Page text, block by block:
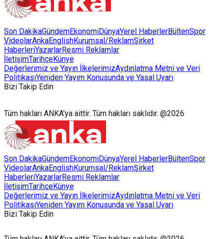
Son DakikaGündemEkonomiDünyaYerel HaberlerBültenSpor
VideolarAnkaEnglishKurumsal/ReklamŞirket
HaberleriYazarlarResmi Reklamlar
İletişimTarihçeKünye
Değerlerimiz ve Yayın İlkelerimizAydınlatma Metni ve Veri
PolitikasıYeniden Yayım Konusunda ve Yasal Uyarı
Bizi Takip Edin
Tüm hakları ANKA'ya aittir. Tüm hakları saklıdır. @2026
Son DakikaGündemEkonomiDünyaYerel HaberlerBültenSpor
VideolarAnkaEnglishKurumsal/ReklamŞirket
HaberleriYazarlarResmi Reklamlar
İletişimTarihçeKünye
Değerlerimiz ve Yayın İlkelerimizAydınlatma Metni ve Veri
PolitikasıYeniden Yayım Konusunda ve Yasal Uyarı
Bizi Takip Edin